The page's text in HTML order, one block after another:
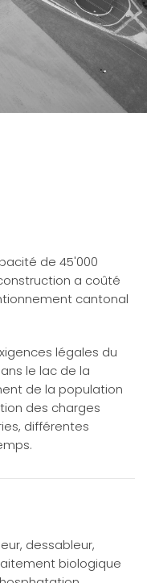
de 45'000
a coûté
cantonal
légales du
le lac de la
de la population
des charges
différentes
dessableur,
biologique